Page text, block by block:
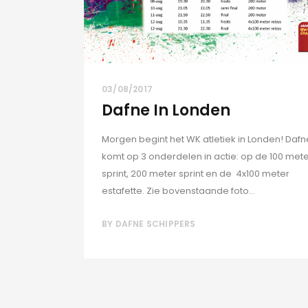
03/08/2017
Dafne In Londen
Morgen begint het WK atletiek in Londen!
komt op 3 onderdelen in actie: op de 100
sprint, 200 meter sprint en de 4x100 meter
estafette. Zie bovenstaande foto...
BY DAFNE SCHIPPERS